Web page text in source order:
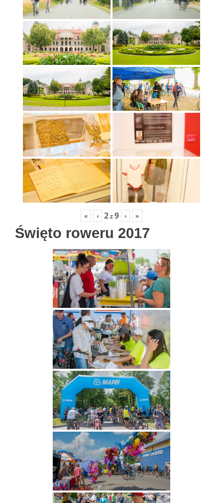
« ‹ 2z9 › »
Święto roweru 2017